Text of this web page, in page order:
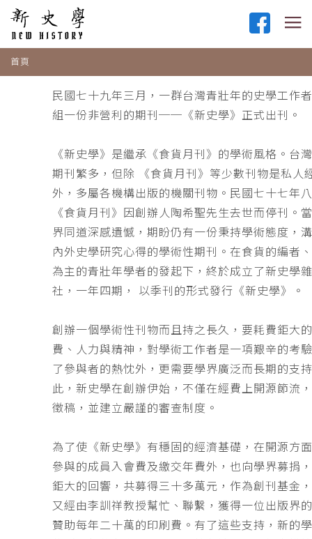
首頁
民國七十九年三月，一群台灣青壯年的史學工作
組一份非營利的期刊──《新史學》正式出刊。
《新史學》是繼承《食貨月刊》的學術風格。台
期刊繁多，但除 《食貨月刊》等少數刊物是私人
外，多屬各機構出版的機關刊物。民國七十七年
《食貨月刊》因創辦人陶希聖先生去世而停刊。
界同道深感遺憾，期盼仍有一份秉持學術態度，
內外史學研究心得的學術性期刊。在食貨的編者
為主的青壯年學者的發起下，終於成立了新史學
社，一年四期， 以季刊的形式發行《新史學》。
創辦一個學術性刊物而且持之長久，要耗費鉅大
費、人力與精神，對學術工作者是一項艱辛的考
了參與者的熱忱外，更需要學界廣泛而長期的支
此，新史學在創辦伊始，不僅在經費上開源節流
徵稿，並建立嚴謹的審查制度。
為了使《新史學》有穩固的經濟基礎，在開源方
參與的成員入會費及繳交年費外，也向學界募捐
鉅大的回響，共募得三十多萬元，作為創刊基金
又經由李訓祥教授幫忙、聯繫，獲得一位出版界
贊助每年二十萬的印刷費。有了這些支持，新的